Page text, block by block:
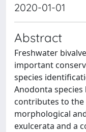
2020-01-01
Abstract
Freshwater
important
species
Anodonta
contributes to the
morphological
exulcerata and a